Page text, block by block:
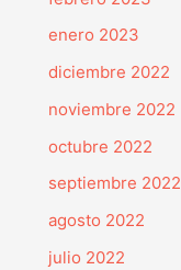
enero 2023
diciembre 2022
noviembre 2022
octubre 2022
septiembre 2022
agosto 2022
julio 2022